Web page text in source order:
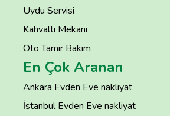
Uydu Servisi
Kahvaltı Mekanı
Oto Tamir Bakım
En Çok Aranan
Ankara Evden Eve nakliyat
İstanbul Evden Eve nakliyat